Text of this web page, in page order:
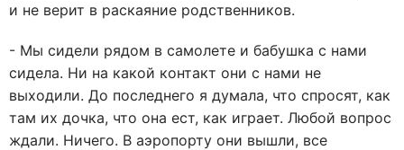
и не верит в раскаяние родственников.
- Мы сидели рядом в самолете и бабушка с нами
сидела. Ни на какой контакт они с нами не
выходили. До последнего я думала, что спросят, как
там их дочка, что она ест, как играет. Любой вопрос
ждали. Ничего. В аэропорту они вышли, все